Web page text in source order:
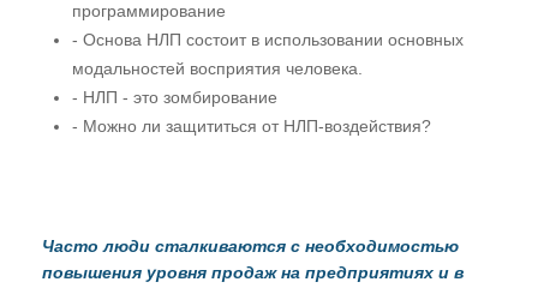
Нам пишут!
Территория Древних
Читаем "Эниологию"...
программирование
- Основа НЛП состоит в использовании основных
модальностей восприятия человека.
- НЛП - это зомбирование
- Можно ли защититься от НЛП-воздействия?
Часто люди сталкиваются с необходимостью
повышения уровня продаж на предприятиях и в